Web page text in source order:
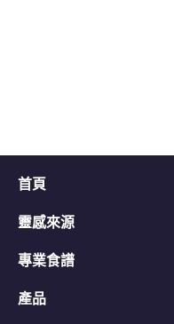
首頁
靈感來源
專業食譜
產品